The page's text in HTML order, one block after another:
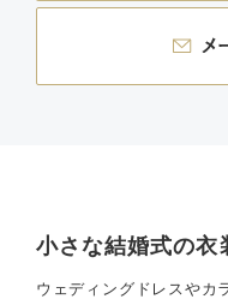
小さな結婚式の衣
ウェディングドレスやカ